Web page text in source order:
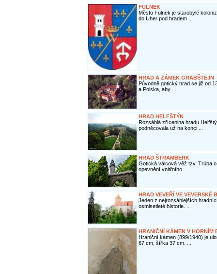
FULNEK
Město Fulnek je starobylé
do Uher pod hradem ...
HRAD A ZÁMEK GRABŠTEJN
Původně gotický hrad se již od
a Polska, aby ...
HRAD HELFŠTÝN
Rozsáhlá zřícenina hradu
podněcovala už na konci ...
HRAD ŠTRAMBERK
Gotická válcová věž tzv. Trúba
opevnění vnitřního ...
HRAD VEVEŘÍ VE VEVERSKÉ
Jeden z nejrozsáhlejších
osmisetleté historie. ...
HRANIČNÍ KÁMEN V HORNÍM
Hraniční kámen (899/1940) je
67 cm, šířka 37 cm. ...